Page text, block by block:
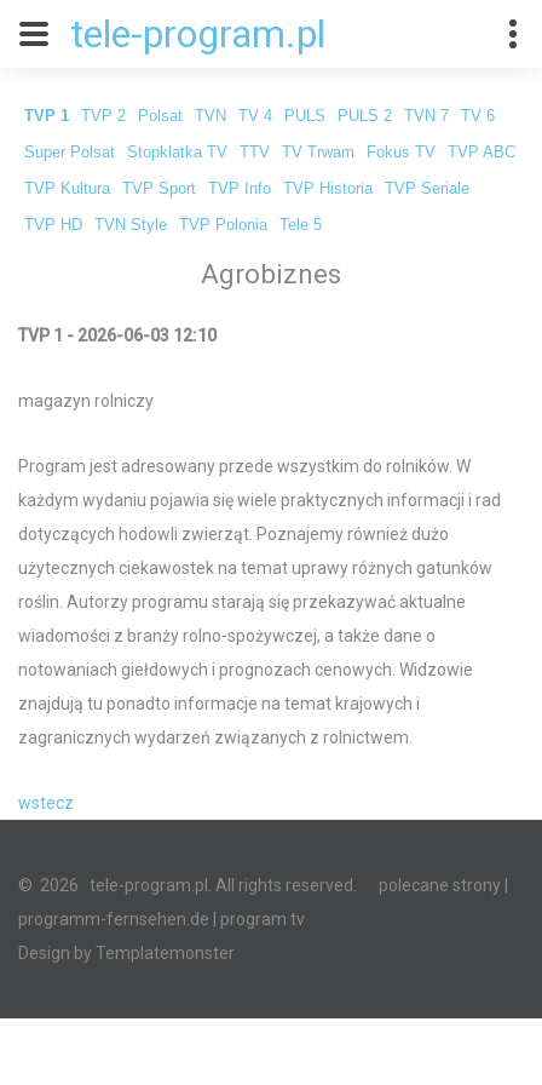
tele-program.pl
TVP 1 TVP 2 Polsat TVN TV 4 PULS PULS 2 TVN 7 TV 6
Super Polsat Stopklatka TV TTV TV Trwam Fokus TV TVP ABC
TVP Kultura TVP Sport TVP Info TVP Historia TVP Seriale
TVP HD TVN Style TVP Polonia Tele 5
Agrobiznes
TVP 1 - 2026-06-03 12:10
magazyn rolniczy
Program jest adresowany przede wszystkim do rolników. W
każdym wydaniu pojawia się wiele praktycznych informacji i rad
dotyczących hodowli zwierząt. Poznajemy również dużo
użytecznych ciekawostek na temat uprawy różnych gatunków
roślin. Autorzy programu starają się przekazywać aktualne
wiadomości z branży rolno-spożywczej, a także dane o
notowaniach giełdowych i prognozach cenowych. Widzowie
znajdują tu ponadto informacje na temat krajowych i
zagranicznych wydarzeń związanych z rolnictwem.
wstecz
© 2026 tele-program.pl. All rights reserved. polecane strony
programm-fernsehen.de | program tv
Design by Templatemonster